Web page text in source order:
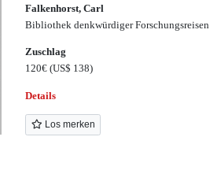
Falkenhorst, Carl
Bibliothek denkwürdiger Forschungsreisen
Zuschlag
120€(US$ 138)
Details
Los merken